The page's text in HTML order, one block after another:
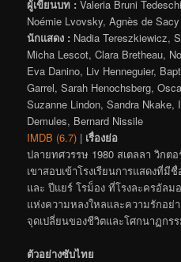
ผู้เขียนบท : Valeria Bruni
Noémie Lvovsky, Agnès de Sacy
นักแสดง : Nadia Tereszkiewicz,
Micha Lescot, Clara Bretheau,
Eva Danino, Liv Henneguier,
Garrel, Sarah Henochsberg,
Suzanne Lindon, Sandra Nkake,
Demules, Bernard Nissile
IMDB (6.7) | เรื่องย่อ
ปลายทศวรรษ 1980 สเตลลา วิกต
เขาสอบเข้าโรงเรียนการแสดงที่มี
และ ปีแยร์ โรม็อง ที่โรงละครอัลม
แห่งความหลงใหลและความรักอย่
จุดเปลี่ยนของชีวิตและโศกนาฏกร
ตัวอย่างซับไทย